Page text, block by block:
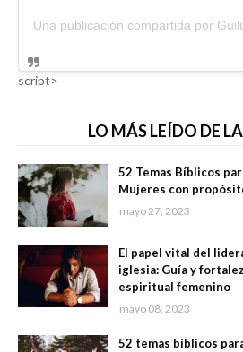
script>
LO MÁS LEÍDO DE
52 Temas Bíblicos
Mujeres con
mayo 27, 2023
El papel vital del
iglesia: Guía y
espiritual femenino
mayo 08, 2023
52 temas bíblicos